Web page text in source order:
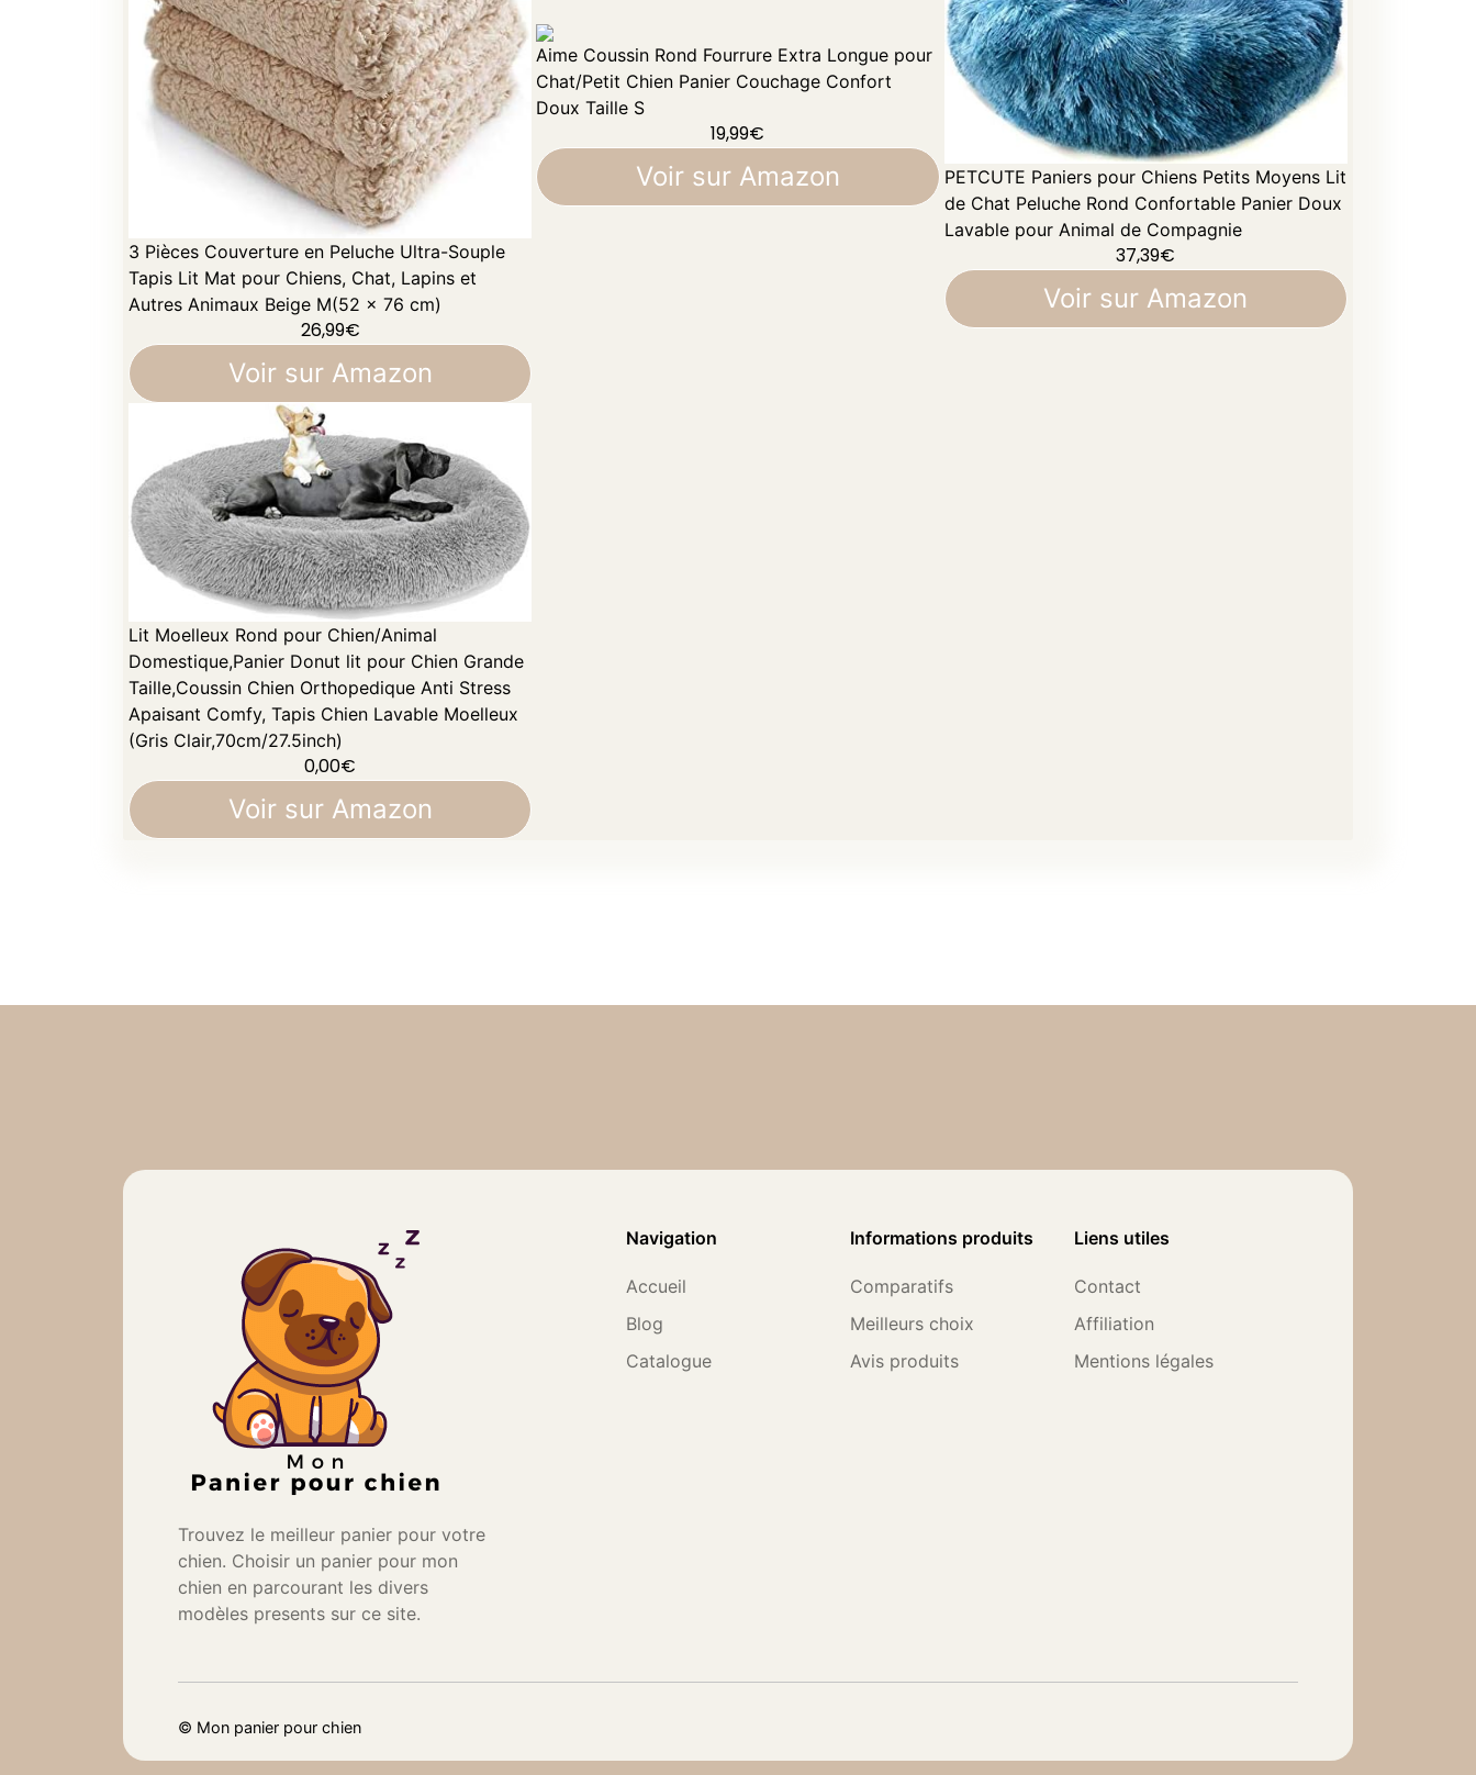
3 Pièces Couverture en Peluche Ultra-Souple
Tapis Lit Mat pour Chiens, Chat, Lapins et
Autres Animaux Beige M(52 x 76 cm)
26,99€
Voir sur Amazon
Aime Coussin Rond Fourrure Extra Longue pour
Chat/Petit Chien Panier Couchage Confort
Doux Taille S
19,99€
Voir sur Amazon
PETCUTE Paniers pour Chiens Petits Moyens Lit
de Chat Peluche Rond Confortable Panier Doux
Lavable pour Animal de Compagnie
37,39€
Voir sur Amazon
Lit Moelleux Rond pour Chien/Animal
Domestique,Panier Donut lit pour Chien Grande
Taille,Coussin Chien Orthopedique Anti Stress
Apaisant Comfy, Tapis Chien Lavable Moelleux
(Gris Clair,70cm/27.5inch)
0,00€
Voir sur Amazon
Trouvez le meilleur panier pour votre
chien. Choisir un panier pour mon
chien en parcourant les divers
modèles presents sur ce site.
Navigation
Accueil
Blog
Catalogue
Informations produits
Comparatifs
Meilleurs choix
Avis produits
Liens utiles
Contact
Affiliation
Mentions légales
© Mon panier pour chien